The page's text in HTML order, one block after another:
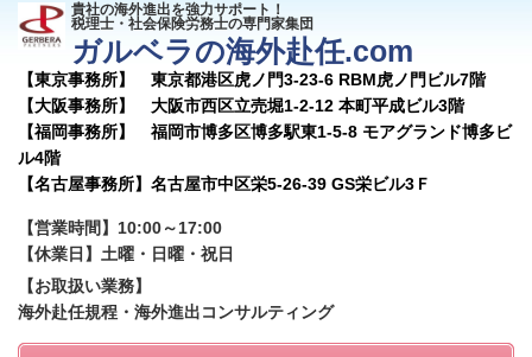
貴社の海外進出を強力サポート！
税理士・社会保険労務士の専門家集団
ガルベラの海外赴任.com
【東京事務所】 東京都港区虎ノ門3-23-6 RBM虎ノ門ビル7階
【大阪事務所】 大阪市西区立売堀1-2-12 本町平成ビル3階
【福岡事務所】 福岡市博多区博多駅東1-5-8 モアグランド博多ビ
ル4階
【名古屋事務所】 名古屋市中区栄5-26-39 GS栄ビル3Ｆ
【営業時間】10:00～17:00
【休業日】土曜・日曜・祝日
【お取扱い業務】
海外赴任規程・海外進出コンサルティング